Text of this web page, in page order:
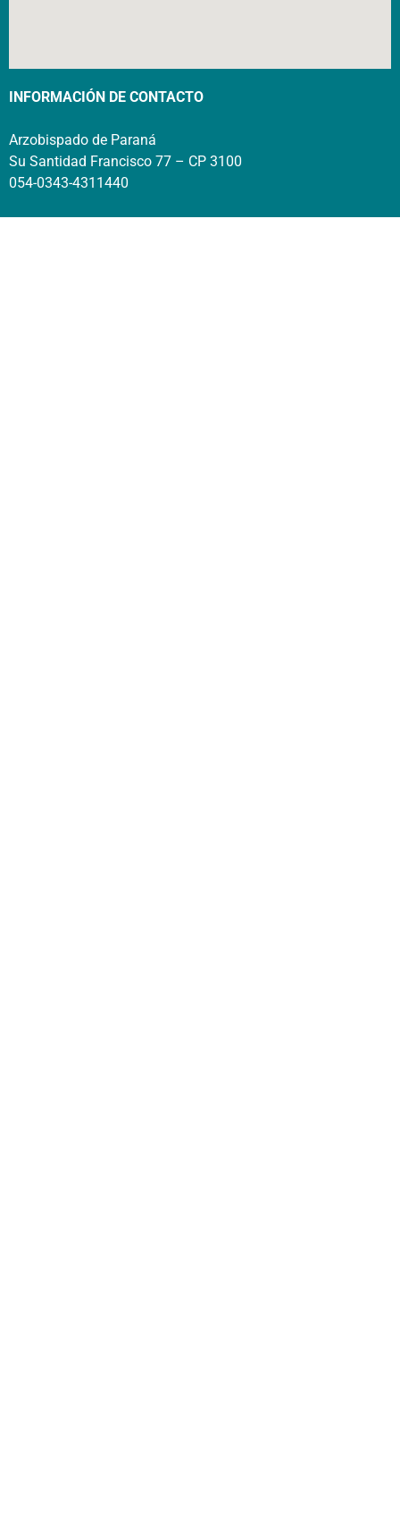
INFORMACIÓN DE CONTACTO
Arzobispado de Paraná
Su Santidad Francisco 77 – CP 3100
054-0343-4311440